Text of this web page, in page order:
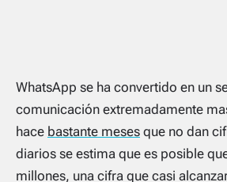
WhatsApp se ha convertido en un
comunicación extremadamente
hace bastante meses que no dan
diarios se estima que es posible
millones, una cifra que casi